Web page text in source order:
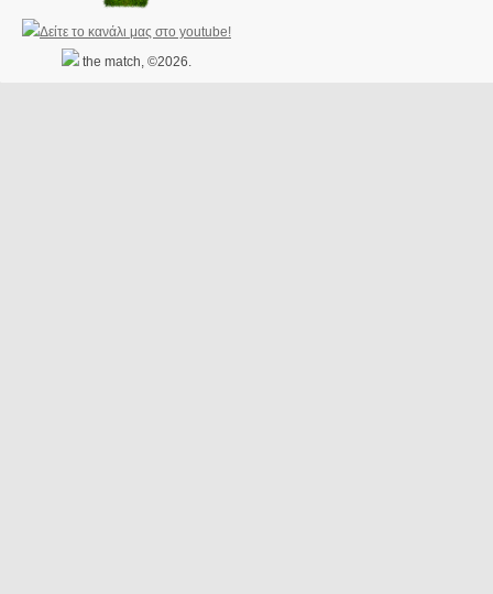
the match, ©2026.